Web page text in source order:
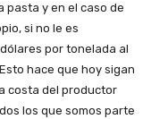
y en el caso de
si no le es
por tonelada al
hace que hoy sigan
costa del productor
los que somos parte